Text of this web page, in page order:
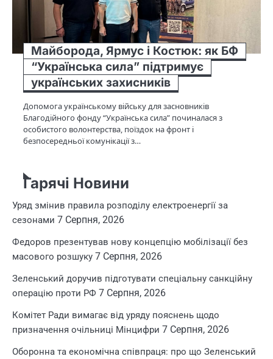
Майборода, Ярмус і Костюк: як БФ
“Українська сила” підтримує
українських захисників
Допомога українському війську для засновників
Благодійного фонду “Українська сила” починалася з
особистого волонтерства, поїздок на фронт і
безпосередньої комунікації з…
Гарячі Новини
Уряд змінив правила розподілу електроенергії за
сезонами 7 Серпня, 2026
Федоров презентував нову концепцію мобілізації без
масового розшуку 7 Серпня, 2026
Зеленський доручив підготувати спеціальну санкційну
операцію проти РФ 7 Серпня, 2026
Комітет Ради вимагає від уряду пояснень щодо
призначення очільниці Мінцифри 7 Серпня, 2026
Оборонна та економічна співпраця: про що Зеленський